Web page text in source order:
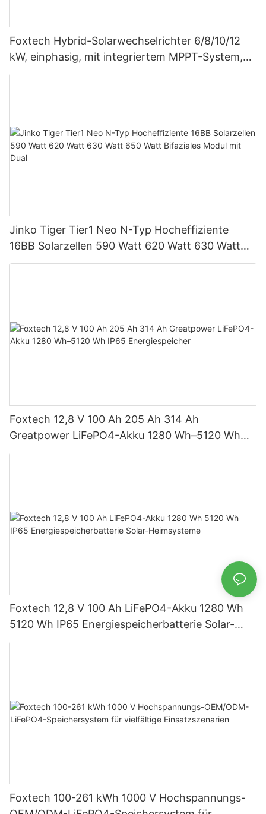
Foxtech Hybrid-Solarwechselrichter 6/8/10/12
kW, einphasig, mit integriertem MPPT-System,
unterstützt Parallelschaltung von bis zu 9
Jinko Tiger Tier1 Neo N-Typ Hocheffiziente
16BB Solarzellen 590 Watt 620 Watt 630 Watt
650 Watt Bifaziales Modul mit Dual
Foxtech 12,8 V 100 Ah 205 Ah 314 Ah
Greatpower LiFePO4-Akku 1280 Wh–5120 Wh
IP65 Energiespeicher
Foxtech 12,8 V 100 Ah LiFePO4-Akku 1280 Wh
5120 Wh IP65 Energiespeicherbatterie Solar-
Heimsysteme
Foxtech 100-261 kWh 1000 V Hochspannungs-